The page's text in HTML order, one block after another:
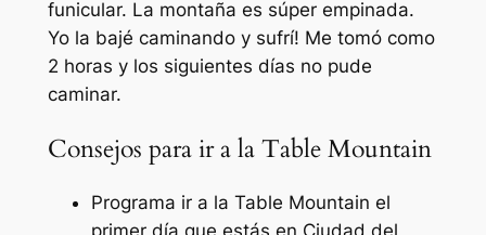
funicular. La montaña es súper empinada.
Yo la bajé caminando y sufrí! Me tomó como
2 horas y los siguientes días no pude
caminar.
Consejos para ir a la Table Mountain
Programa ir a la Table Mountain el
primer día que estás en Ciudad del